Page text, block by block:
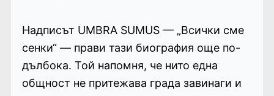
Надписът UMBRA SUMUS — „Всички сме
сенки“ — прави тази биография още по-
дълбока. Той напомня, че нито една
общност не притежава града завинаги и